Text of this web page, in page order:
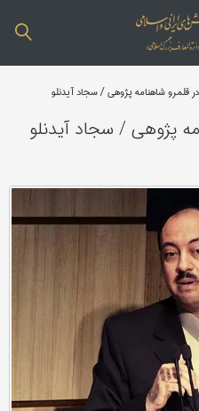
قلمرو شاهنامه پژوهی / سجاد آیدنلو
پژوهی / سجاد آیدنلو